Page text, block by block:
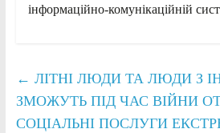
інформаційно-комунікаційній
← ЛІТНІ ЛЮДИ ТА ЛЮДИ З
ЗМОЖУТЬ ПІД ЧАС ВІЙНИ
СОЦІАЛЬНІ ПОСЛУГИ